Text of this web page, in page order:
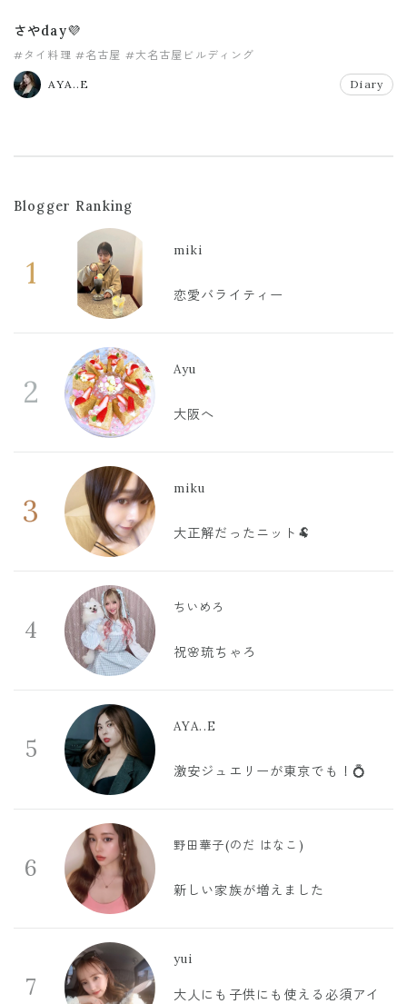
さやday💜
#タイ料理 #名古屋 #大名古屋ビルディング
AYA..E Diary
Blogger Ranking
1
miki
恋愛バライティー
2
Ayu
大阪へ
3
miku
大正解だったニット🐏
4
ちいめろ
祝🌸琉ちゃろ
5
AYA..E
激安ジュエリーが東京でも！💍
6
野田華子(のだ はなこ)
新しい家族が増えました
7
yui
大人にも子供にも使える必須アイ